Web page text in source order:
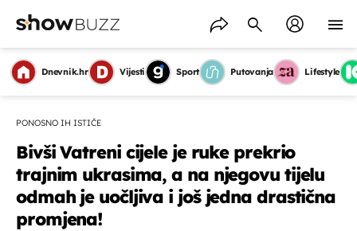
Dnevnik.hr Vijesti Sport Putovanja Lifestyle
PONOSNO IH ISTIČE
Bivši Vatreni cijele je ruke prekrio
trajnim ukrasima, a na njegovu tijelu
odmah je uočljiva i još jedna drastična
promjena!